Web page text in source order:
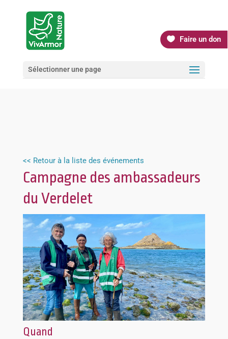
Faire un don
Sélectionner une page
<< Retour à la liste des événements
Campagne des ambassadeurs
du Verdelet
Quand